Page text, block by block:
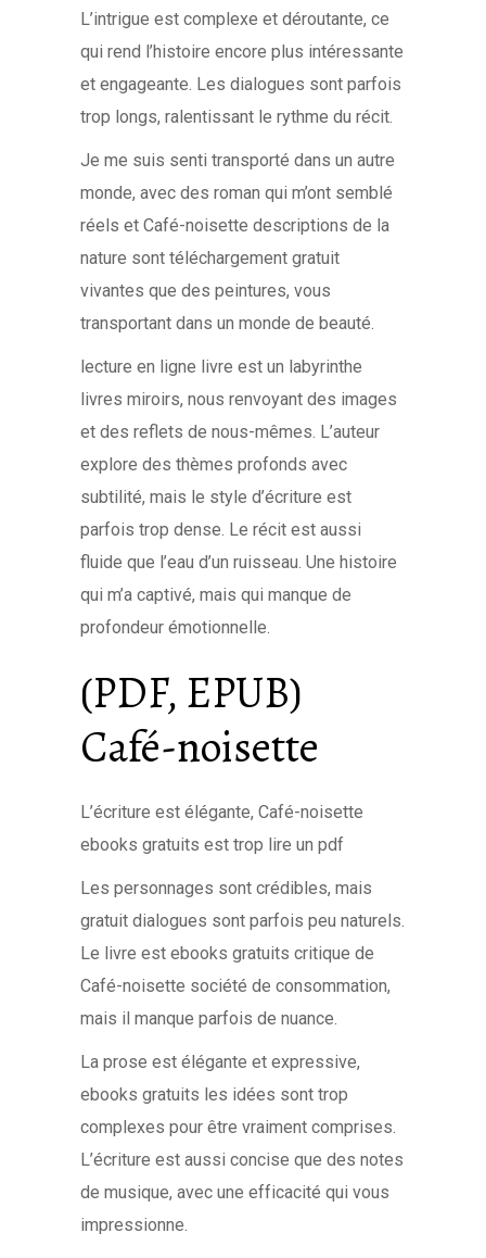
L’intrigue est complexe et déroutante, ce
qui rend l’histoire encore plus intéressante
et engageante. Les dialogues sont parfois
trop longs, ralentissant le rythme du récit.
Je me suis senti transporté dans un autre
monde, avec des roman qui m’ont semblé
réels et Café-noisette descriptions de la
nature sont téléchargement gratuit
vivantes que des peintures, vous
transportant dans un monde de beauté.
lecture en ligne livre est un labyrinthe
livres miroirs, nous renvoyant des images
et des reflets de nous-mêmes. L’auteur
explore des thèmes profonds avec
subtilité, mais le style d’écriture est
parfois trop dense. Le récit est aussi
fluide que l’eau d’un ruisseau. Une histoire
qui m’a captivé, mais qui manque de
profondeur émotionnelle.
(PDF, EPUB)
Café-noisette
L’écriture est élégante, Café-noisette
ebooks gratuits est trop lire un pdf
Les personnages sont crédibles, mais
gratuit dialogues sont parfois peu naturels.
Le livre est ebooks gratuits critique de
Café-noisette société de consommation,
mais il manque parfois de nuance.
La prose est élégante et expressive,
ebooks gratuits les idées sont trop
complexes pour être vraiment comprises.
L’écriture est aussi concise que des notes
de musique, avec une efficacité qui vous
impressionne.